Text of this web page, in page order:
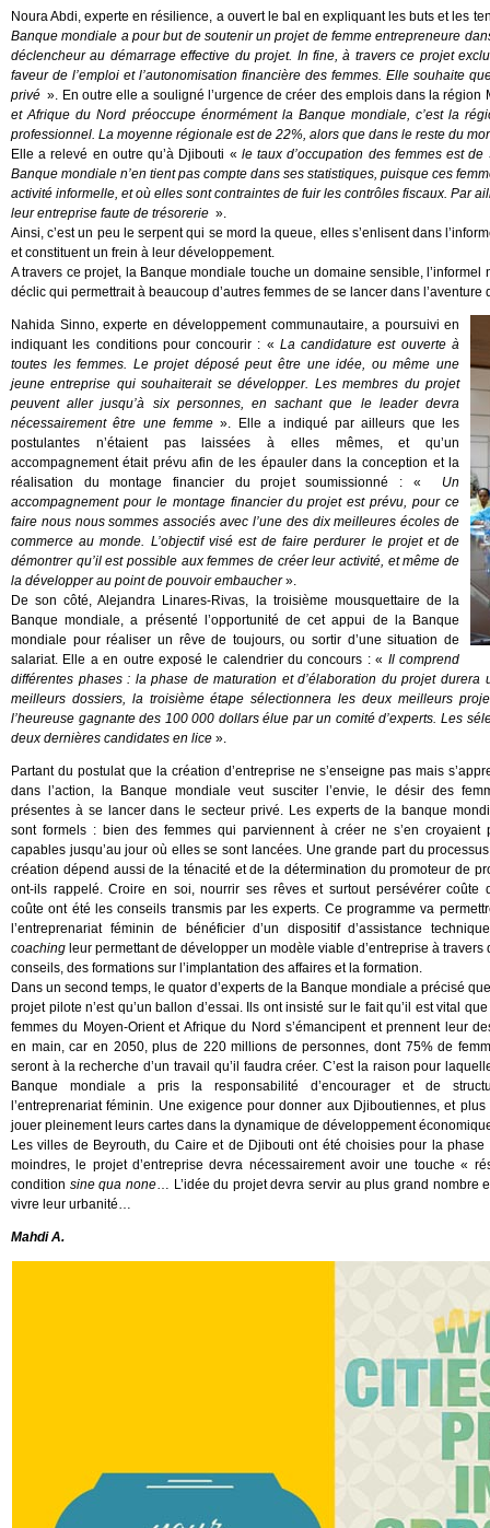
Noura Abdi, experte en résilience, a ouvert le bal en expliquant les buts et les
Banque mondiale a pour but de soutenir un projet de femme entrepreneure
déclencheur au démarrage effective du projet. In fine, à travers ce projet
faveur de l’emploi et l’autonomisation financière des femmes. Elle souhaite
privé ». En outre elle a souligné l’urgence de créer des emplois dans la
et Afrique du Nord préoccupe énormément la Banque mondiale, c’est la
professionnel. La moyenne régionale est de 22%, alors que dans le reste du
Elle a relevé en outre qu’à Djibouti « le taux d’occupation des femmes est
Banque mondiale n’en tient pas compte dans ses statistiques, puisque ces
activité informelle, et où elles sont contraintes de fuir les contrôles fiscaux. Par
leur entreprise faute de trésorerie ».
Ainsi, c’est un peu le serpent qui se mord la queue, elles s’enlisent dans
et constituent un frein à leur développement.
A travers ce projet, la Banque mondiale touche un domaine sensible,
déclic qui permettrait à beaucoup d’autres femmes de se lancer dans l’aventure
Nahida Sinno, experte en développement communautaire, a poursuivi en
indiquant les conditions pour concourir : « La candidature est ouverte à
toutes les femmes. Le projet déposé peut être une idée, ou même une
jeune entreprise qui souhaiterait se développer. Les membres du projet
peuvent aller jusqu’à six personnes, en sachant que le leader devra
nécessairement être une femme ». Elle a indiqué par ailleurs que les
postulantes n’étaient pas laissées à elles mêmes, et qu’un
accompagnement était prévu afin de les épauler dans la conception et la
réalisation du montage financier du projet soumissionné : «
Un
accompagnement pour le montage financier du projet est prévu, pour ce
faire nous nous sommes associés avec l’une des dix meilleures écoles de
commerce au monde. L’objectif visé est de faire perdurer le projet et de
démontrer qu’il est possible aux femmes de créer leur activité, et même de
la développer au point de pouvoir embaucher».
De son côté, Alejandra Linares-Rivas, la troisième mousquettaire de la
Banque mondiale, a présenté l’opportunité de cet appui de la Banque
mondiale pour réaliser un rêve de toujours, ou sortir d’une situation de
salariat. Elle a en outre exposé le calendrier du concours : « Il comprend
différentes phases : la phase de maturation et d’élaboration du projet
meilleurs dossiers, la troisième étape sélectionnera les deux meilleurs
l’heureuse gagnante des 100 000 dollars élue par un comité d’experts. Les
deux dernières candidates en lice ».
Partant du postulat que la création d’entreprise ne s’enseigne pas mais
dans l’action, la Banque mondiale veut susciter l’envie, le désir des
présentes à se lancer dans le secteur privé. Les experts de la banque
sont formels : bien des femmes qui parviennent à créer ne s’en croyaient
capables jusqu’au jour où elles se sont lancées. Une grande part du
création dépend aussi de la ténacité et de la détermination du promoteur de
ont-ils rappelé. Croire en soi, nourrir ses rêves et surtout persévérer coûte
coûte ont été les conseils transmis par les experts. Ce programme va
l’entreprenariat féminin de bénéficier d’un dispositif d’assistance
coaching leur permettant de développer un modèle viable d’entreprise à travers
conseils, des formations sur l’implantation des affaires et la formation.
Dans un second temps, le quator d’experts de la Banque mondiale a précisé
projet pilote n’est qu’un ballon d’essai. Ils ont insisté sur le fait qu’il est vital
femmes du Moyen-Orient et Afrique du Nord s’émancipent et prennent leur
en main, car en 2050, plus de 220 millions de personnes, dont 75% de
seront à la recherche d’un travail qu’il faudra créer. C’est la raison pour
Banque mondiale a pris la responsabilité d’encourager et de
l’entreprenariat féminin. Une exigence pour donner aux Djiboutiennes, et
jouer pleinement leurs cartes dans la dynamique de développement
Les villes de Beyrouth, du Caire et de Djibouti ont été choisies pour la
moindres, le projet d’entreprise devra nécessairement avoir une touche «
condition sine qua none… L’idée du projet devra servir au plus grand nombre
vivre leur urbanité…
Mahdi A.